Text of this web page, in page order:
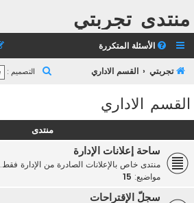
منتدى تجربتي
الأسئلة المتكررة
تجربتي القسم الاداري التصميم :
القسم الاداري
منتدى
ساحة إعلانات الإدارة
منتدى خاص بالإعلانات الصادرة من الإدارة فقط.
مواضيع: 15
سجلّ الإقتراحات